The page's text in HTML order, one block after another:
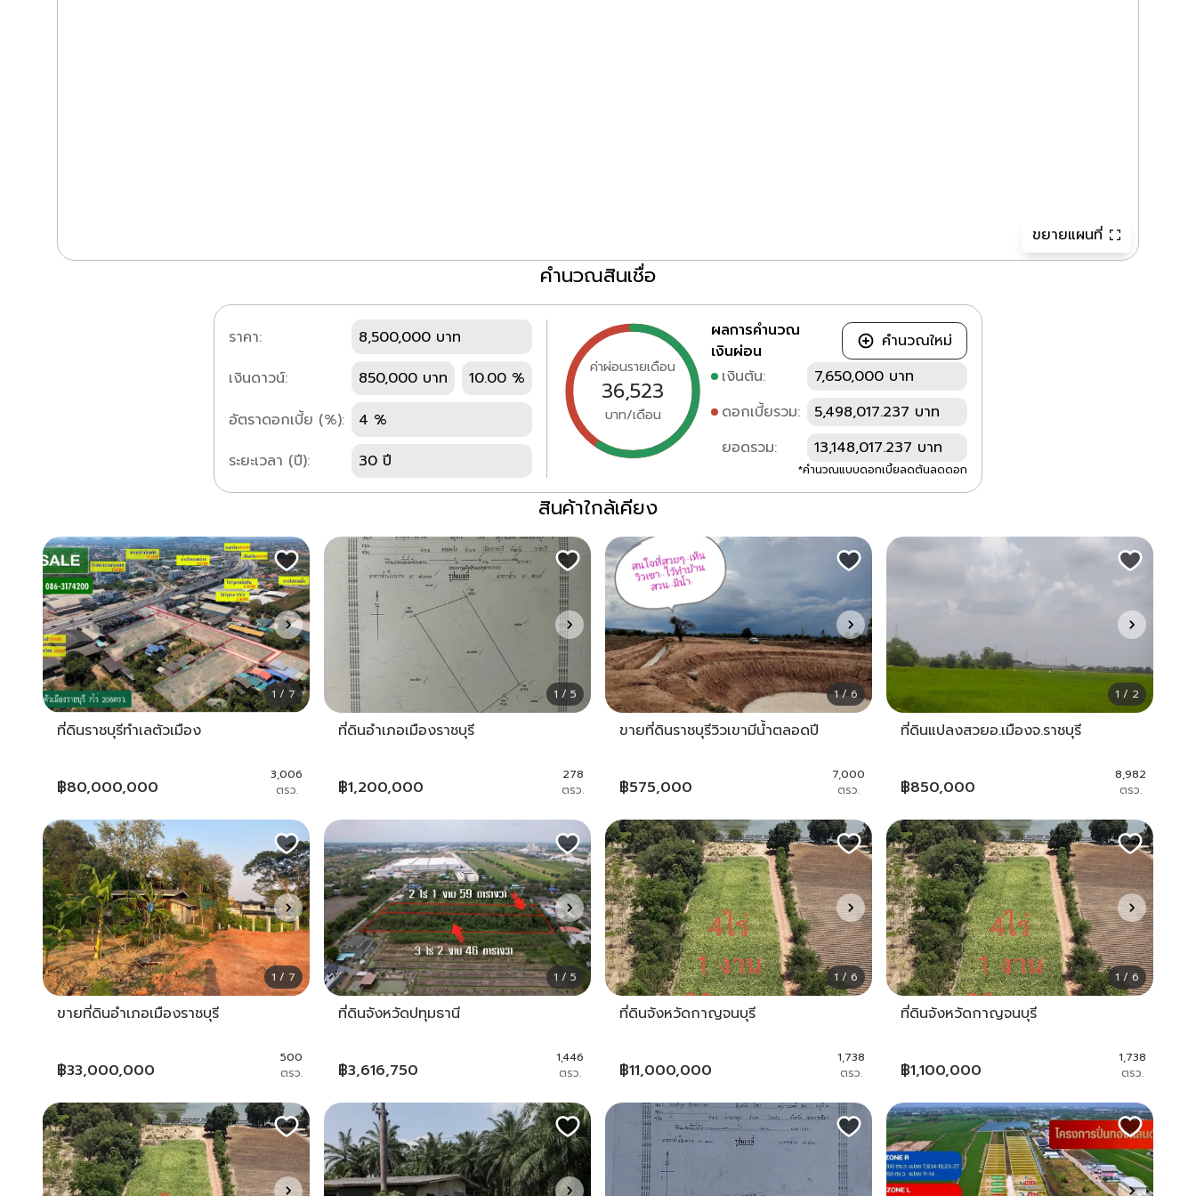
ขยายแผนที่
คำนวณสินเชื่อ
ราคา:
8,500,000 บาท
เงินดาวน์:
850,000 บาท
10.00 %
อัตราดอกเบี้ย (%):
4 %
ระยะเวลา (ปี):
30 ปี
ค่าผ่อนรายเดือน
36,523
บาท/เดือน
ผลการคำนวณ
เงินผ่อน
คำนวณใหม่
เงินต้น:
7,650,000 บาท
ดอกเบี้ยรวม:
5,498,017.237 บาท
ยอดรวม:
13,148,017.237 บาท
*คำนวณแบบดอกเบี้ยลดต้นลดดอก
สินค้าใกล้เคียง
1 / 7
ที่ดินราชบุรีทำเลตัวเมือง
฿80,000,000
3,006
ตรว.
1 / 5
ที่ดินอำเภอเมืองราชบุรี
฿1,200,000
278
ตรว.
1 / 6
ขายที่ดินราชบุรีวิวเขามีน้ำตลอดปี
฿575,000
7,000
ตรว.
1 / 2
ที่ดินแปลงสวยอ.เมืองจ.ราชบุรี
฿850,000
8,982
ตรว.
1 / 7
ขายที่ดินอำเภอเมืองราชบุรี
฿33,000,000
500
ตรว.
1 / 5
ที่ดินจังหวัดปทุมธานี
฿3,616,750
1,446
ตรว.
1 / 6
ที่ดินจังหวัดกาญจนบุรี
฿11,000,000
1,738
ตรว.
1 / 6
ที่ดินจังหวัดกาญจนบุรี
฿1,100,000
1,738
ตรว.